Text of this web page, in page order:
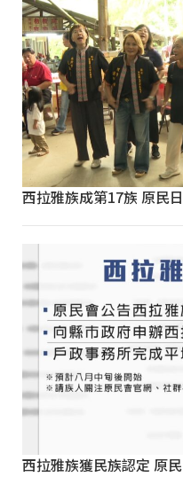
西拉雅族成第17族 原民
西拉雅族獲民族認定 原